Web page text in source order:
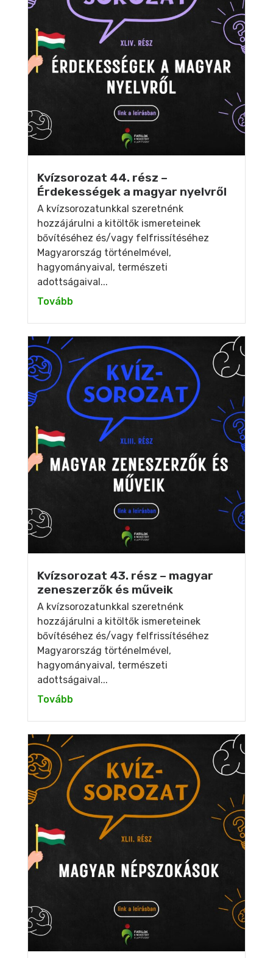
Kvízsorozat 44. rész –
Érdekességek a magyar nyelvről
A kvízsorozatunkkal szeretnénk
hozzájárulni a kitöltők ismereteinek
bővítéséhez és/vagy felfrissítéséhez
Magyarország történelmével,
hagyományaival, természeti
adottságaival...
Tovább
Kvízsorozat 43. rész – magyar
zeneszerzők és műveik
A kvízsorozatunkkal szeretnénk
hozzájárulni a kitöltők ismereteinek
bővítéséhez és/vagy felfrissítéséhez
Magyarország történelmével,
hagyományaival, természeti
adottságaival...
Tovább